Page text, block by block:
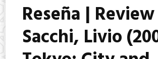
Reseña |
Sacchi, Livio